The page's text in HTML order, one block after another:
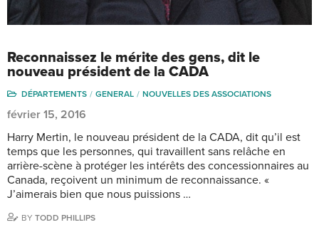
Reconnaissez le mérite des gens, dit le
nouveau président de la CADA
DÉPARTEMENTS GENERAL NOUVELLES DES ASSOCIATIONS
février 15, 2016
Harry Mertin, le nouveau président de la CADA, dit qu’il est
temps que les personnes, qui travaillent sans relâche en
arrière-scène à protéger les intérêts des concessionnaires au
Canada, reçoivent un minimum de reconnaissance. «
J’aimerais bien que nous puissions …
BY TODD PHILLIPS